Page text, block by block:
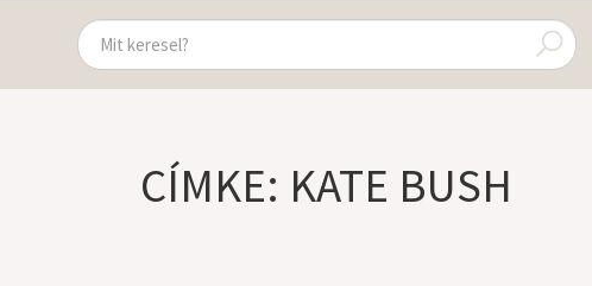
CÍMKE: KATE BUSH